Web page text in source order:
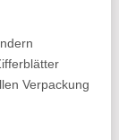
Verpackung